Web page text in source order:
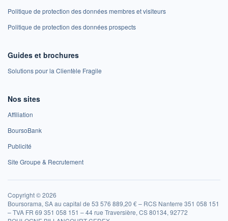
Politique de protection des données membres et visiteurs
Politique de protection des données prospects
Guides et brochures
Solutions pour la Clientèle Fragile
Nos sites
Affiliation
BoursoBank
Publicité
Site Groupe & Recrutement
Copyright © 2026
Boursorama, SA au capital de 53 576 889,20 € – RCS Nanterre 351 058 151
– TVA FR 69 351 058 151 – 44 rue Traversière, CS 80134, 92772